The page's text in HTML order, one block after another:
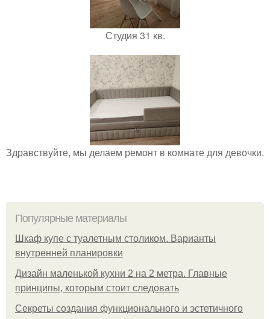
Студия 31 кв.
Здравствуйте, мы делаем ремонт в комнате для девочки.
Популярные материалы
Шкаф купе с туалетным столиком. Варианты
внутренней планировки
Дизайн маленькой кухни 2 на 2 метра. Главные
принципы, которым стоит следовать
Секреты создания функционального и эстетичного